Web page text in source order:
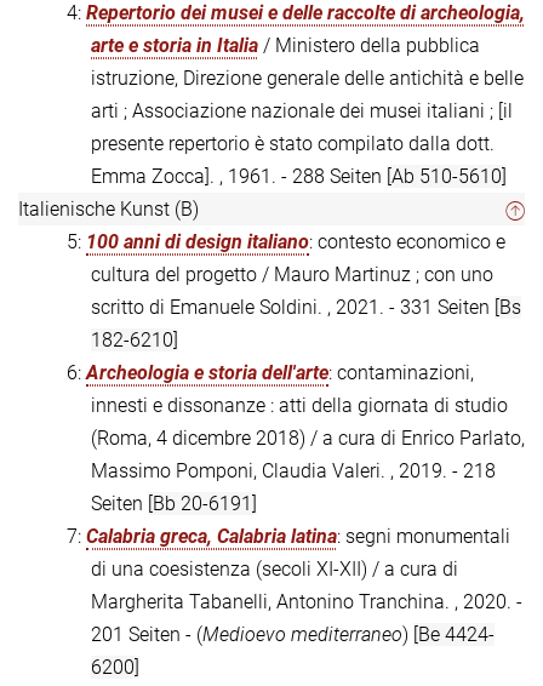
4: Repertorio dei musei e delle raccolte di archeologia,
arte e storia in Italia / Ministero della pubblica
istruzione, Direzione generale delle antichità e belle
arti ; Associazione nazionale dei musei italiani ; [il
presente repertorio è stato compilato dalla dott.
Emma Zocca]. , 1961. - 288 Seiten [Ab 510-5610]
Italienische Kunst (B)
5: 100 anni di design italiano: contesto economico e
cultura del progetto / Mauro Martinuz ; con uno
scritto di Emanuele Soldini. , 2021. - 331 Seiten [Bs
182-6210]
6:Archeologia e storia dell'arte: contaminazioni,
innesti e dissonanze : atti della giornata di studio
(Roma, 4 dicembre 2018) / a cura di Enrico Parlato,
Massimo Pomponi, Claudia Valeri. , 2019. - 218
Seiten [Bb 20-6191]
7: Calabria greca, Calabria latina: segni monumentali
di una coesistenza (secoli XI-XII) / a cura di
Margherita Tabanelli, Antonino Tranchina. , 2020. -
201 Seiten - (Medioevo mediterraneo) [Be 4424-
6200]